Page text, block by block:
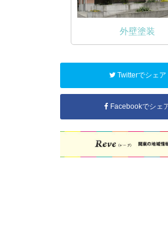
外壁塗装
Twitterでシェア
Facebookでシェ